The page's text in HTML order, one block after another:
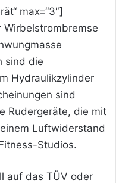
max=“3″]
Wirbelstrombremse
sind die
Hydraulikzylinder
sind
Rudergeräte, die mit
Luftwiderstand
Studios.
auf das TÜV oder